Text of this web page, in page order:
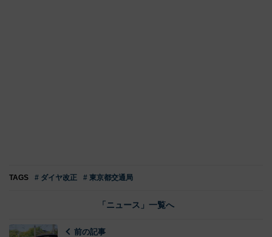
TAGS # ダイヤ改正 # 東京都交通局
「ニュース」一覧へ
前の記事